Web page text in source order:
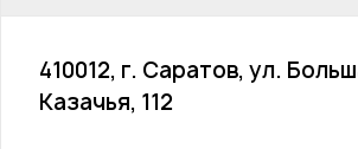
410012, г. Саратов, ул.
Казачья, 112